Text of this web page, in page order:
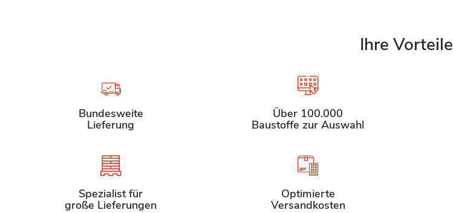
Ihre Vorteile
Bundesweite
Lieferung
Über 100.000
Baustoffe zur Auswahl
Spezialist für
große Lieferungen
Optimierte
Versandkosten